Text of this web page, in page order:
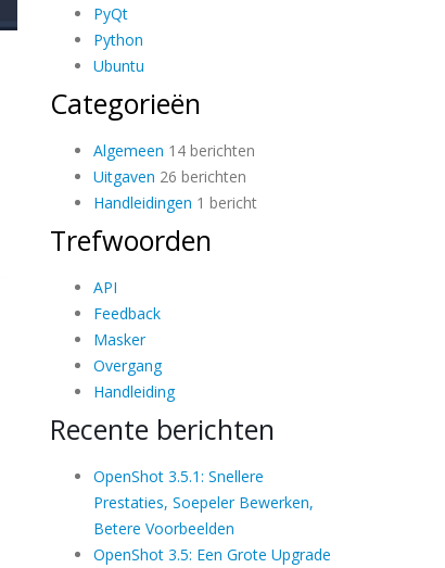
PyQt
Python
Ubuntu
Categorieën
Algemeen 14 berichten
Uitgaven 26 berichten
Handleidingen 1 bericht
Trefwoorden
API
Feedback
Masker
Overgang
Handleiding
Recente berichten
OpenShot 3.5.1: Snellere
Prestaties, Soepeler Bewerken,
Betere Voorbeelden
OpenShot 3.5: Een Grote Upgrade